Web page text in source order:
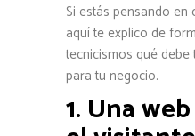
Si estás pensando
aquí te explico de
tecnicismos qué
para tu negocio.
1. Una